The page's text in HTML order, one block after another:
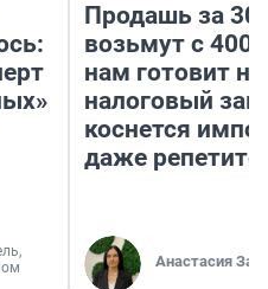
Продашь за
возьмут с
нам готовит
налоговый
коснется
даже
Анастасия